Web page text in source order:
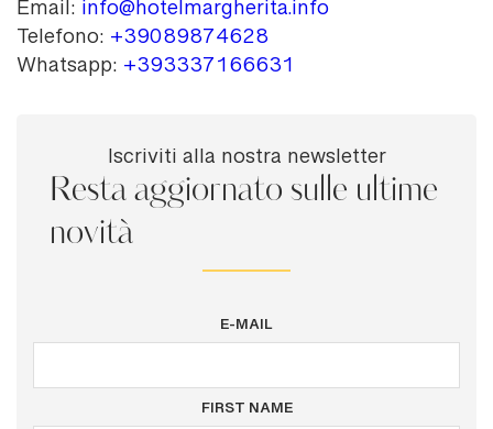
Email: info@hotelmargherita.info
Telefono: +39089874628
Whatsapp: +393337166631
Iscriviti alla nostra newsletter
Resta aggiornato sulle ultime
novità
E-MAIL
FIRST NAME